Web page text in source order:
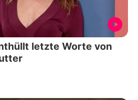
letzte Worte von